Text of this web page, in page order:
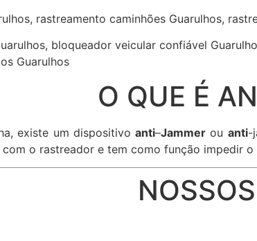
rastreamento caminhões Guarulhos,
bloqueador veicular confiável
Guarulhos
O QUE É
existe um dispositivoanti–Jammer ou anti-
o rastreador e tem como função impedir